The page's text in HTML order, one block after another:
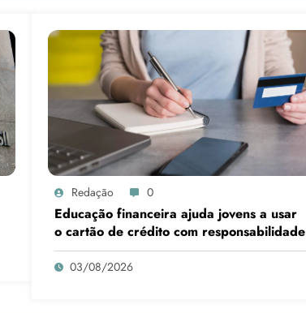
Redação 0
Educação financeira ajuda jovens a usar
o cartão de crédito com responsabilidade
03/08/2026